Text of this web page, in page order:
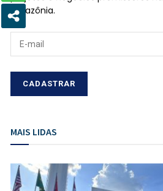
Amazônia.
MAIS LIDAS